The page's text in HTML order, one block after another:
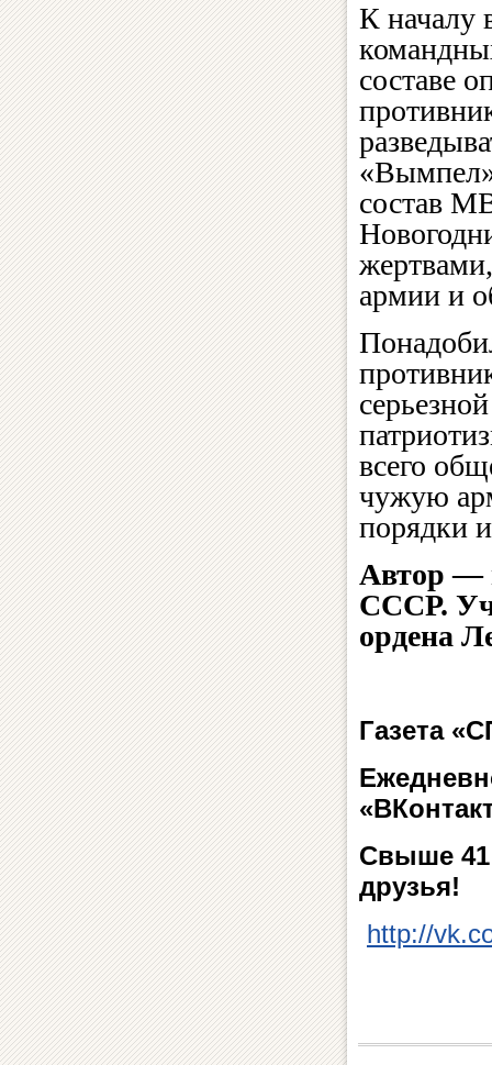
К началу
составе
состав
армии и
всего
чужую
порядки
Автор —
СССР.
ордена
Газета
Свыше 41
друзья!
http://